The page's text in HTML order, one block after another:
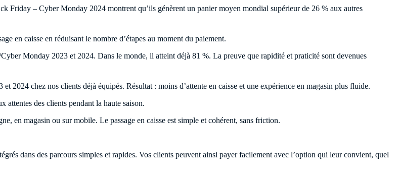
Friday – Cyber Monday 2024 montrent qu’ils génèrent un panier moyen mondial supérieur de 26 % aux autres
en caisse en réduisant le nombre d’étapes au moment du paiement.
Monday 2023 et 2024. Dans le monde, il atteint déjà 81 %. La preuve que rapidité et praticité sont devenues
2024 chez nos clients déjà équipés. Résultat : moins d’attente en caisse et une expérience en magasin plus fluide.
attentes des clients pendant la haute saison.
en magasin ou sur mobile. Le passage en caisse est simple et cohérent, sans friction.
dans des parcours simples et rapides. Vos clients peuvent ainsi payer facilement avec l’option qui leur convient, quel